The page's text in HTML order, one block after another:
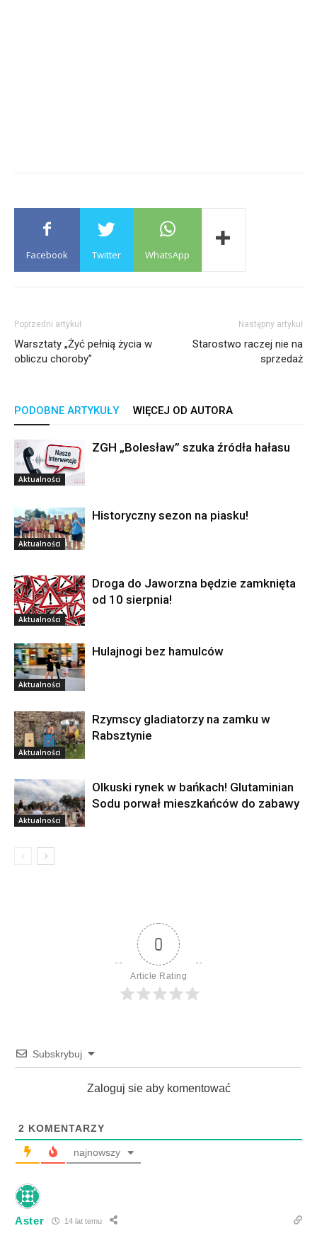
Facebook Twitter WhatsApp
Poprzedni artykuł
Warsztaty „Żyć pełnią życia w
obliczu choroby”
Następny artykuł
Starostwo raczej nie na
sprzedaż
PODOBNE ARTYKUŁY WIĘCEJ OD AUTORA
Aktualności
ZGH „Bolesław” szuka źródła hałasu
Aktualności
Historyczny sezon na piasku!
Aktualności
Droga do Jaworzna będzie zamknięta
od 10 sierpnia!
Aktualności
Hulajnogi bez hamulców
Aktualności
Rzymscy gladiatorzy na zamku w
Rabsztynie
Aktualności
Olkuski rynek w bańkach! Glutaminian
Sodu porwał mieszkańców do zabawy
0
Article Rating
Subskrybuj
Zaloguj sie aby komentować
2 KOMENTARZY
najnowszy
Aster 14 lat temu